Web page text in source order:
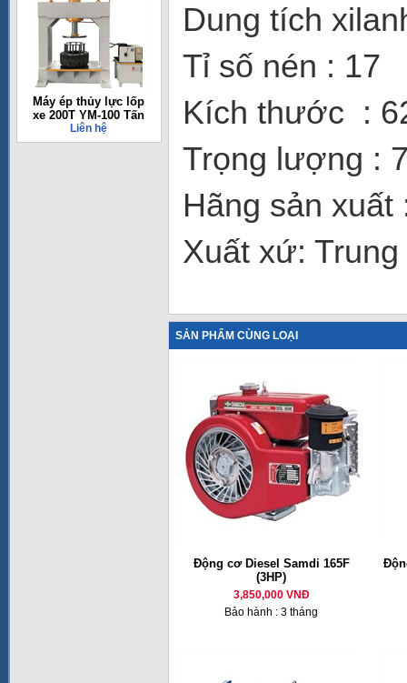
Máy ép thủy lực lốp
xe 200T YM-100 Tấn
Liên hệ
Dung tích
Tỉ số nén : 17
Kích thước :
Trọng lượng :
Hãng sản
Xuất xứ:
SẢN PHẨM CÙNG LOẠI
Động cơ Diesel Samdi 165F
(3HP)
3,850,000 VNĐ
Bảo hành : 3 tháng